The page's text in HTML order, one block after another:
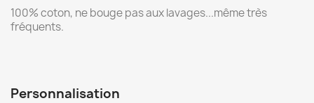
100% coton, ne bouge pas aux lavages...même très
fréquents.
Personnalisation